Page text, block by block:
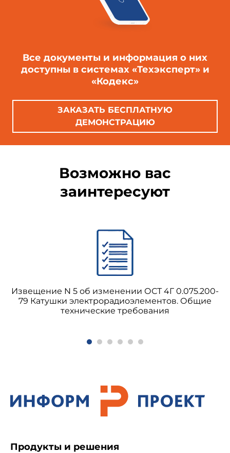
Все документы и информация о них
доступны в системах «Техэксперт» и
«Кодекс»
ЗАКАЗАТЬ БЕСПЛАТНУЮ
ДЕМОНСТРАЦИЮ
Возможно вас
заинтересуют
Извещение N 5 об изменении ОСТ 4Г 0.075.200-
79 Катушки электрорадиоэлементов. Общие
технические требования
Продукты и решения